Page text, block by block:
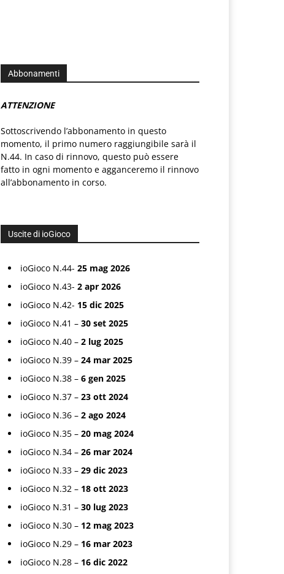
Abbonamenti
ATTENZIONE
Sottoscrivendo l’abbonamento in questo
momento, il primo numero raggiungibile sarà il
N.44. In caso di rinnovo, questo può essere
fatto in ogni momento e agganceremo il rinnovo
all’abbonamento in corso.
Uscite di ioGioco
ioGioco N.44- 25 mag 2026
ioGioco N.43- 2 apr 2026
ioGioco N.42- 15 dic 2025
ioGioco N.41 – 30 set 2025
ioGioco N.40 – 2 lug 2025
ioGioco N.39 – 24 mar 2025
ioGioco N.38 – 6 gen 2025
ioGioco N.37 – 23 ott 2024
ioGioco N.36 – 2 ago 2024
ioGioco N.35 – 20 mag 2024
ioGioco N.34 – 26 mar 2024
ioGioco N.33 – 29 dic 2023
ioGioco N.32 – 18 ott 2023
ioGioco N.31 – 30 lug 2023
ioGioco N.30 – 12 mag 2023
ioGioco N.29 – 16 mar 2023
ioGioco N.28 – 16 dic 2022